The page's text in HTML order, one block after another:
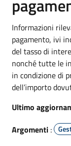
Informazioni
pagamento, ivi
del tasso di
nonché tutte le
in condizione di
dell’importo
Ultimo
Argomenti :